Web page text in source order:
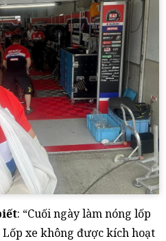
: “Cuối ngày làm nóng lốp
xe không được kích hoạt